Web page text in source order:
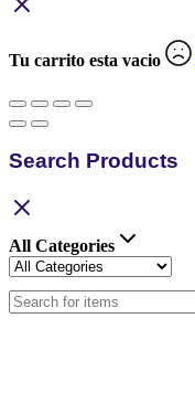
Tu carrito esta vacio
Search Products
All Categories